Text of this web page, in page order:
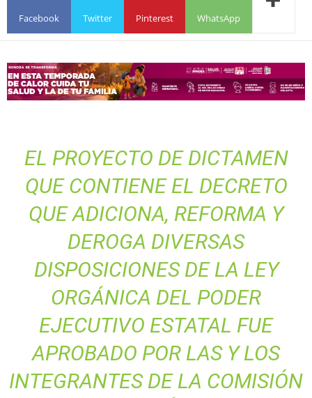
Facebook Twitter Pinterest WhatsApp
EL PROYECTO DE DICTAMEN
QUE CONTIENE EL DECRETO
QUE ADICIONA, REFORMA Y
DEROGA DIVERSAS
DISPOSICIONES DE LA LEY
ORGÁNICA DEL PODER
EJECUTIVO ESTATAL FUE
APROBADO POR LAS Y LOS
INTEGRANTES DE LA COMISIÓN